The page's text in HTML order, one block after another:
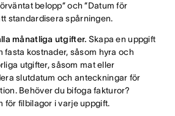
belopp” och ”Datum för
standardisera spårningen.
månatliga utgifter. Skapa en uppgift
fasta kostnader, såsom hyra och
utgifter, såsom mat eller
slutdatum och anteckningar för
Behöver du bifoga fakturor?
för filbilagor i varje uppgift.